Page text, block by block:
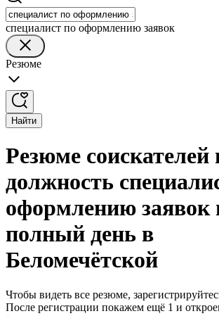
специалист по оформлению заявок
Резюме
Найти
Резюме соискателей
должность
оформлению заявок
полный день в
Беломечётской
Чтобы видеть все резюме,
После регистрации покажем ещё 1 и